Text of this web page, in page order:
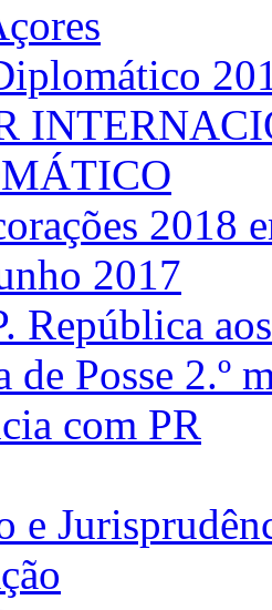
2018
2017
República
de Posse 2.º
com PR
e